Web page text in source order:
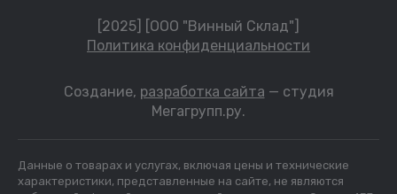
[2025] [ООО "Винный Склад"]
Политика конфиденциальности
Создание, разработка сайта — студия
Мегагрупп.ру.
Данные о товарах и услугах, включая цены и технические
характеристики, представленные на сайте, не являются